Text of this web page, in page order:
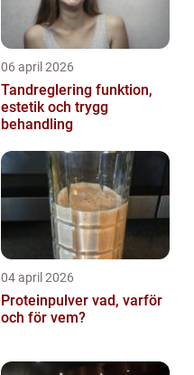
06 april 2026
Tandreglering funktion,
estetik och trygg
behandling
04 april 2026
Proteinpulver vad, varför
och för vem?